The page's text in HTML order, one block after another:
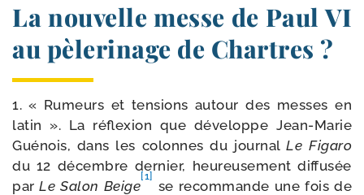
La nouvelle messe de Paul VI
au pèlerinage de Chartres ?
1. « Rumeurs et ten­sions autour des messes en
latin ». La réflexion que déve­loppe Jean-​Marie
Guénois, dans les colonnes du jour­nalLe Figaro
du 12 décembre der­nier, heu­reu­se­ment dif­fu­sée
parLe Salon Beige
[1]
se recom­mande une fois de